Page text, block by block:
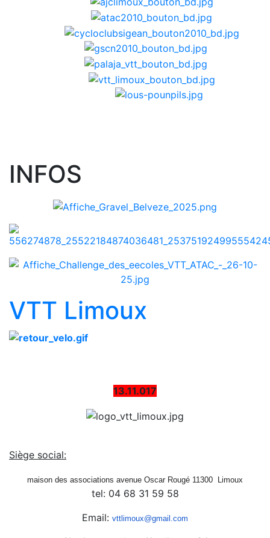
INFOS
VTT Limoux
13.11.017
Siège social:
maison des associations avenue Oscar Rougé 11300 Limoux
tel: 04 68 31 59 58
Email: vttlimoux@gmail.com